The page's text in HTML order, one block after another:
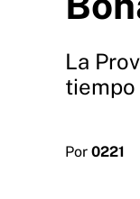
La
tiempo
Por 0221